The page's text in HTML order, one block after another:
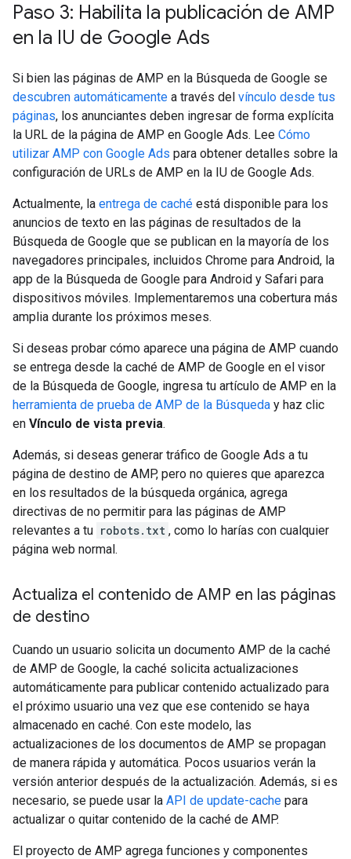
Paso 3: Habilita la publicación de AMP
en la IU de Google Ads
Si bien las páginas de AMP en la Búsqueda de Google se
descubren automáticamente a través del vínculo desde tus
páginas, los anunciantes deben ingresar de forma explícita
la URL de la página de AMP en Google Ads. Lee Cómo
utilizar AMP con Google Ads para obtener detalles sobre la
configuración de URLs de AMP en la IU de Google Ads.
Actualmente, la entrega de caché está disponible para los
anuncios de texto en las páginas de resultados de la
Búsqueda de Google que se publican en la mayoría de los
navegadores principales, incluidos Chrome para Android, la
app de la Búsqueda de Google para Android y Safari para
dispositivos móviles. Implementaremos una cobertura más
amplia durante los próximos meses.
Si deseas probar cómo aparece una página de AMP cuando
se entrega desde la caché de AMP de Google en el visor
de la Búsqueda de Google, ingresa tu artículo de AMP en la
herramienta de prueba de AMP de la Búsqueda y haz clic
en Vínculo de vista previa.
Además, si deseas generar tráfico de Google Ads a tu
página de destino de AMP, pero no quieres que aparezca
en los resultados de la búsqueda orgánica, agrega
directivas de no permitir para las páginas de AMP
relevantes a tu robots.txt , como lo harías con cualquier
página web normal.
Actualiza el contenido de AMP en las páginas
de destino
Cuando un usuario solicita un documento AMP de la caché
de AMP de Google, la caché solicita actualizaciones
automáticamente para publicar contenido actualizado para
el próximo usuario una vez que ese contenido se haya
almacenado en caché. Con este modelo, las
actualizaciones de los documentos de AMP se propagan
de manera rápida y automática. Pocos usuarios verán la
versión anterior después de la actualización. Además, si es
necesario, se puede usar la API de update-cache para
actualizar o quitar contenido de la caché de AMP.
El proyecto de AMP agrega funciones y componentes